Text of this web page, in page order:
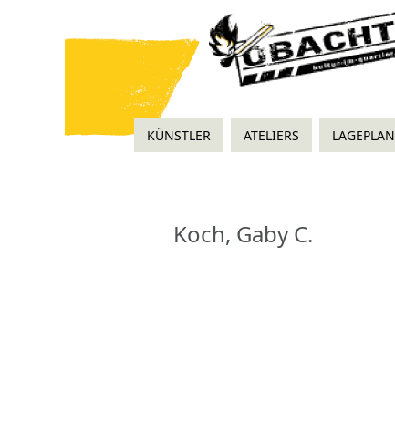
KÜNSTLER ATELIERS LAGEPLAN
Koch, Gaby C.